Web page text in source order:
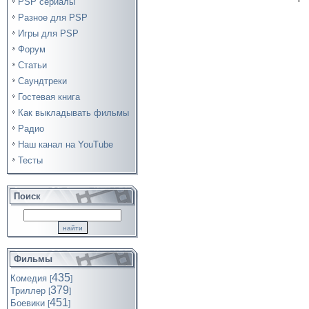
Разное для PSP
Игры для PSP
Форум
Статьи
Саундтреки
Гостевая книга
Как выкладывать фильмы
Радио
Наш канал на YouTube
Тесты
Поиск
Фильмы
Комедия [435]
Триллер [379]
Боевики [451]